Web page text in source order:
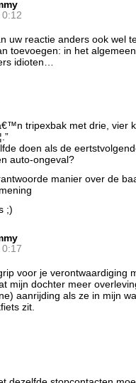
uw reactie anders ook wel
toevoegen: in het
idioten…
tripexbak met drie, vier
doen als de
auto-ongeval?
manier over de
;)
voor je verontwaardiging
mijn dochter meer
aanrijding als ze in mijn
zit.